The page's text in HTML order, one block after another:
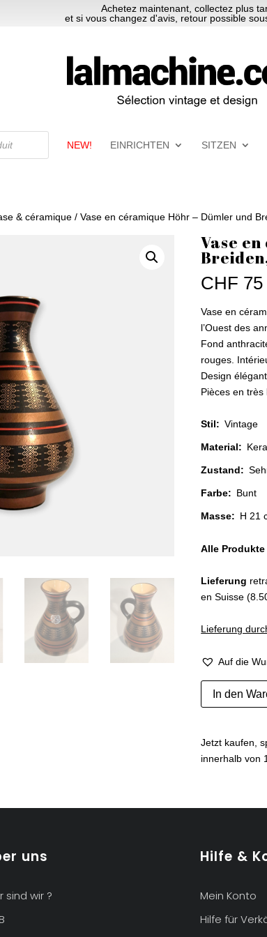
Achetez maintenant, collectez plus
et si vous changez d'avis, retour possible
NEW! EINRICHTEN SITZEN
& céramique / Vase en céramique Höhr – Dümler und
Vase
CHF 75
Vase en
l’Ouest des
Fond
rouges.
Design
Pièces en très
Stil: Vintage
Material:
Zustand:
Farbe: Bunt
Masse: H 21
Alle
Lieferung
en Suisse
Lieferung
Auf die
Vase
en
années
1950
In den
Jetzt kaufen,
innerhalb von
uns
sind wir ?
Hilfe &
Mein Konto
Hilfe für